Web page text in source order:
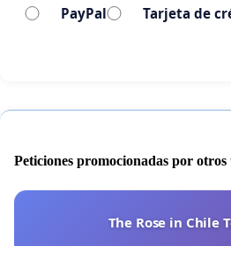
que respeten los derechos de
PayPal Tarjeta de
Peticiones promocionadas por otros
The Rose in Chile